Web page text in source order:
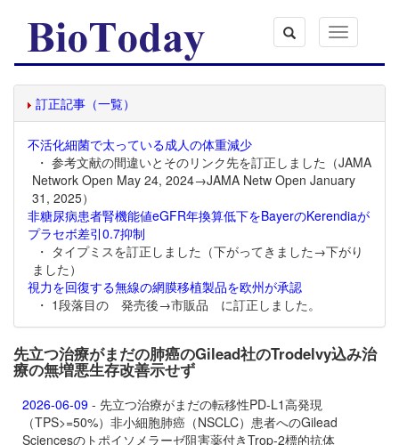
Toggle
navigation
訂正記事（一覧）
不活化細菌で太っている成人の体重減少
・ 参考文献の間違いとそのリンク先を訂正しました（JAMA
Network Open May 24, 2024→JAMA Netw Open January
31, 2025）
非糖尿病患者腎機能値eGFR年換算低下をBayerのKerendiaが
プラセボ差引0.7抑制
・ タイプミスを訂正しました（下がってきました→下がり
ました）
視力を回復する無線の網膜移植製品を欧州が承認
・ 1段落目の 発売後→市販品 に訂正しました。
先立つ治療がまだの肺癌のGilead社のTrodelvy込み治
療の無増悪生存改善示せず
2026-06-09 - 先立つ治療がまだの転移性PD-L1高発現
（TPS>=50%）非小細胞肺癌（NSCLC）患者へのGilead
Sciencesのトポイソメラーゼ阻害薬付きTrop-2標的抗体